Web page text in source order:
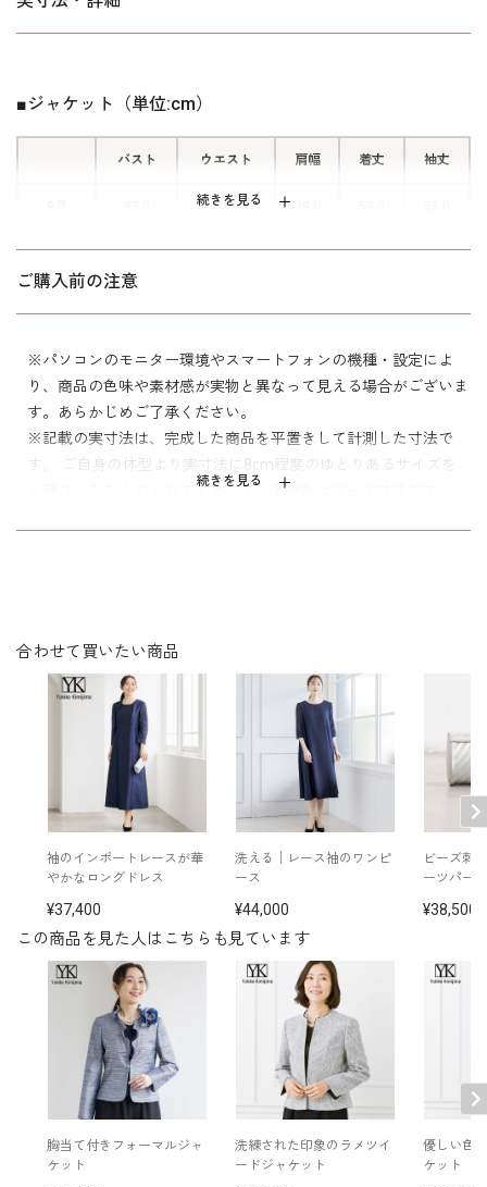
い仕様です。
続きを見る
■ジャケット（単位:cm）
バスト ウエスト 肩幅 着丈 袖丈
84.0
11号 101.0 88.0 39.5 53.5 58.5
17号 115.0 102.0 42.0 55.0 59.0
表地 ポリエステル70％
絹 100％
サテン ポリエステル100％
洗濯方法：クリーニング
胸当て付き（取り外し可）
袖口スリット入り（折り返し可)
※モデル着用：
イヤリング /
ネックレス /
コサージュ /
バッグ /
5520201-91
※モデル：身長167cm 9号着用
ご購入前の注意
続きを見る
※パソコンのモニター環境やスマートフォンの機種・設定によ
り、商品の色味や素材感が実物と異なって見える場合がございま
す。あらかじめご了承ください。
※記載の実寸法は、完成した商品を平置きして計測した寸法で
す。 ご自身の体型より実寸法に8cm程度のゆとりあるサイズを
お選びいただくのがおすすめです。下げ札はヌード寸法です。
この商品を見た人はこちらも見ています
胸当て付きフォーマルジャ
ケット
洗練された印象のラメツイ
ードジャケット
優しい色
ケット
合わせて買いたい商品
袖のインポートレースが華
かなロングドレス
37,400
洗える│レース袖のワンピ
ース
44,000
ビーズ刺
ーツパー
38,500